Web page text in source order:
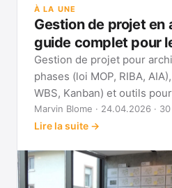
À LA UNE
Gestion de projet en
guide complet pour
Gestion de projet pour
phases (loi MOP, RIBA,
WBS, Kanban) et outils
réellement pilotables.
Marvin Blome · 24.04.2026 ·
Lire la suite →